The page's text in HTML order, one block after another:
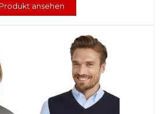
Produkt ansehen